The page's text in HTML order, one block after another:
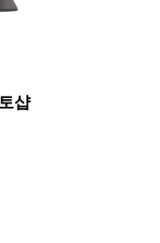
샵